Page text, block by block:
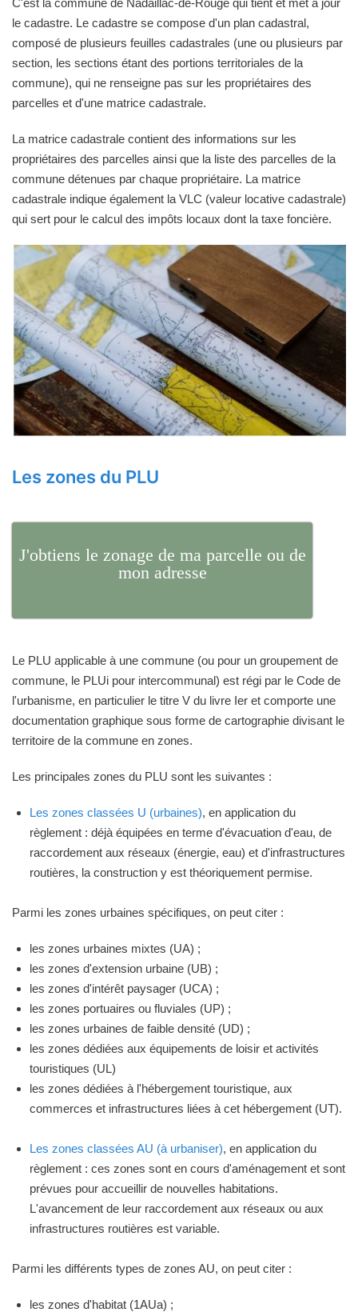
le cadastre. Le cadastre se compose d'un plan cadastral,
composé de plusieurs feuilles cadastrales (une ou plusieurs par
section, les sections étant des portions territoriales de la
commune), qui ne renseigne pas sur les propriétaires des
parcelles et d'une matrice cadastrale.
La matrice cadastrale contient des informations sur les
propriétaires des parcelles ainsi que la liste des parcelles de la
commune détenues par chaque propriétaire. La matrice
cadastrale indique également la VLC (valeur locative cadastrale)
qui sert pour le calcul des impôts locaux dont la taxe foncière.
Les zones du PLU
J'obtiens le zonage de ma parcelle ou de
mon adresse
Le PLU applicable à une commune (ou pour un groupement de
commune, le PLUi pour intercommunal) est régi par le Code de
l'urbanisme, en particulier le titre V du livre Ier et comporte une
documentation graphique sous forme de cartographie divisant le
territoire de la commune en zones.
Les principales zones du PLU sont les suivantes :
Les zones classées U (urbaines), en application du
règlement : déjà équipées en terme d'évacuation d'eau, de
raccordement aux réseaux (énergie, eau) et d'infrastructures
routières, la construction y est théoriquement permise.
Parmi les zones urbaines spécifiques, on peut citer :
les zones urbaines mixtes (UA) ;
les zones d'extension urbaine (UB) ;
les zones d'intérêt paysager (UCA) ;
les zones portuaires ou fluviales (UP) ;
les zones urbaines de faible densité (UD) ;
les zones dédiées aux équipements de loisir et activités
touristiques (UL)
les zones dédiées à l'hébergement touristique, aux
commerces et infrastructures liées à cet hébergement (UT).
Les zones classées AU (à urbaniser), en application du
règlement : ces zones sont en cours d'aménagement et sont
prévues pour accueillir de nouvelles habitations.
L'avancement de leur raccordement aux réseaux ou aux
infrastructures routières est variable.
Parmi les différents types de zones AU, on peut citer :
les zones d'habitat (1AUa) ;